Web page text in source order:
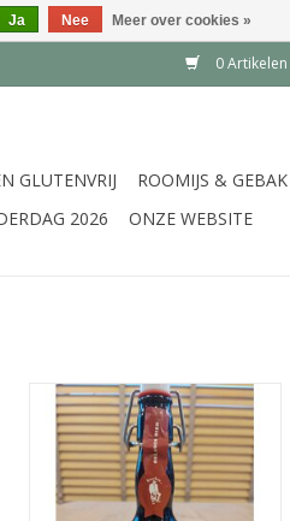
0
GLUTENVRIJ ROOMIJS & GEBAK
2026 ONZE WEBSITE
Boerken donker bier in
beugelflesje 9.5 % - 33 cl
TOEVOEGEN AAN WINKELWAGEN
Ja Nee Meer over cookies »